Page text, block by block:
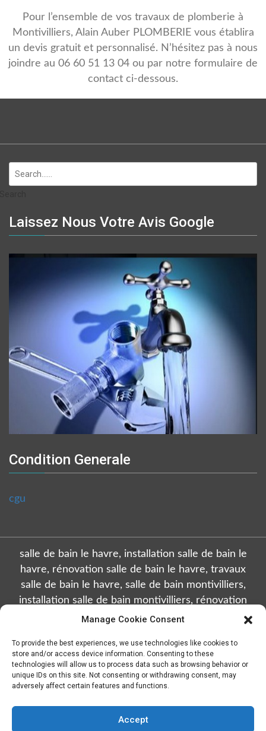
Manage Cookie Consent
To provide the best experiences, we use technologies like cookies to
store and/or access device information. Consenting to these
technologies will allow us to process data such as browsing behavior or
unique IDs on this site. Not consenting or withdrawing consent, may
adversely affect certain features and functions.
Accept
Pour l’ensemble de vos travaux de plomberie à
Montivilliers, Alain Auber PLOMBERIE vous établira
un devis gratuit et personnalisé. N’hésitez pas à nous
joindre au 06 60 51 13 04 ou par notre formulaire de
contact ci-dessous.
Laissez Nous Votre Avis Google
Condition Generale
cgu
salle de bain le havre, installation salle de bain le
havre, rénovation salle de bain le havre, travaux
salle de bain le havre, salle de bain montivilliers,
installation salle de bain montivilliers, rénovation
salle de bain montivilliers, travaux salle de bain
de bain octeville, rénovation salle de bain octeville,
travaux salle de bain octeville, salle de bain sainte
adresse, installation salle de bain sainte adresse,
rénovation salle de bain sainte adresse, travaux salle
de bain sainte adresse, salle de bain gonfreville
l'orcher, installation salle de bain gonfreville l'orcher,